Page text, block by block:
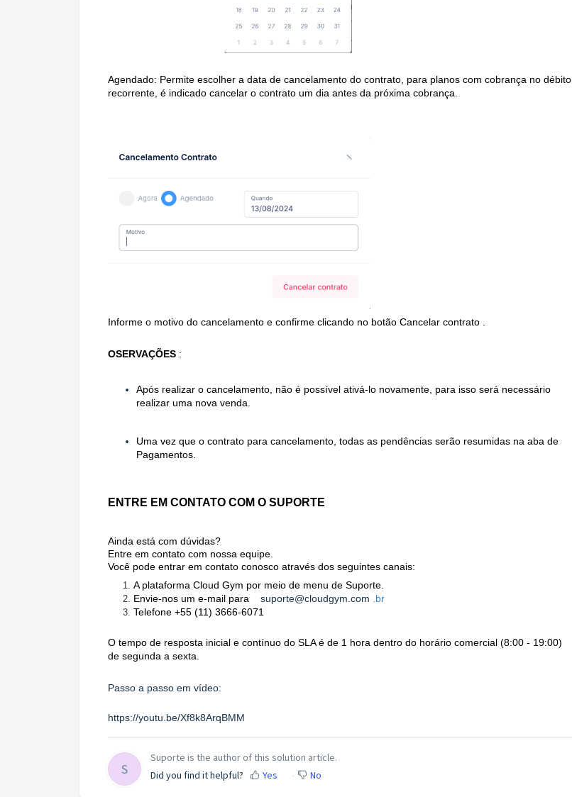
Agendado: Permite escolher a data de cancelamento do contrato, para planos com cobrança no débito
recorrente, é indicado cancelar o contrato um dia antes da próxima cobrança.
Informe o motivo do cancelamento e confirme clicando no botão Cancelar contrato .
OSERVAÇÕES :
Após realizar o cancelamento, não é possível ativá-lo novamente, para isso será necessário
realizar uma nova venda.
Uma vez que o contrato para cancelamento, todas as pendências serão resumidas na aba de
Pagamentos.
ENTRE EM CONTATO COM O SUPORTE
Ainda está com dúvidas?
Entre em contato com nossa equipe.
Você pode entrar em contato conosco através dos seguintes canais:
A plataforma Cloud Gym por meio de menu de Suporte.
Envie-nos um e-mail para suporte@cloudgym.com .br
Telefone +55 (11) 3666-6071
O tempo de resposta inicial e contínuo do SLA é de 1 hora dentro do horário comercial (8:00 - 19:00)
de segunda a sexta.
Passo a passo em vídeo:
https://youtu.be/Xf8k8ArqBMM
S
Suporte is the author of this solution article.
Did you find it helpful?
Yes No